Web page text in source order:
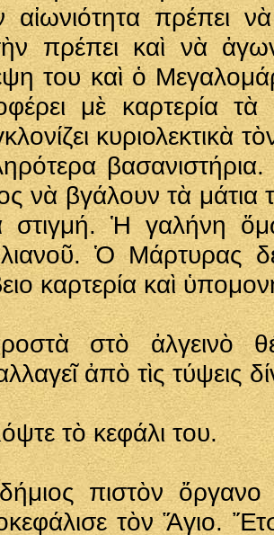
αἰωνιότητα πρέπει
πρέπει καὶ νὰ
του καὶ ὁ
μὲ καρτερία
κυριολεκτικὰ
νὰ βγάλουν τὰ μάτια
στιγμή. Ἡ γαλήνη
Ὁ Μάρτυρας
καρτερία καὶ
στὸ ἀλγεινὸ
ἀπὸ τὶς τύψεις
τὸ κεφάλι του.
πιστὸν ὄργανο
τὸν Ἅγιο.